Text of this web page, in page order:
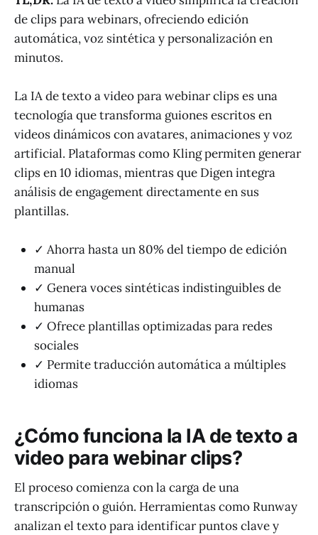
de clips para webinars, ofreciendo edición
automática, voz sintética y personalización en
minutos.
La IA de texto a video para webinar clips es una
tecnología que transforma guiones escritos en
videos dinámicos con avatares, animaciones y voz
artificial. Plataformas como Kling permiten generar
clips en 10 idiomas, mientras que Digen integra
análisis de engagement directamente en sus
plantillas.
✓ Ahorra hasta un 80% del tiempo de edición
manual
✓ Genera voces sintéticas indistinguibles de
humanas
✓ Ofrece plantillas optimizadas para redes
sociales
✓ Permite traducción automática a múltiples
idiomas
¿Cómo funciona la IA de texto a
video para webinar clips?
El proceso comienza con la carga de una
transcripción o guión. Herramientas como Runway
analizan el texto para identificar puntos clave y